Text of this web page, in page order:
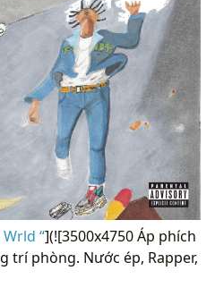
“](![3500x4750 Áp phích
trí phòng. Nước ép, Rapper,